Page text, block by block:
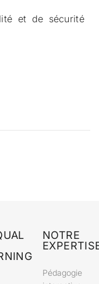
et de sécurité
NOTRE
Pédagogie